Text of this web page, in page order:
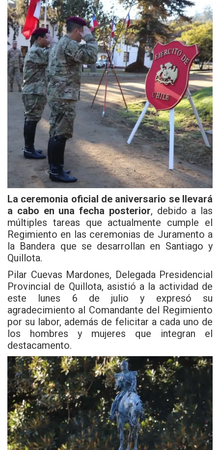
La ceremonia oficial de aniversario se llevará
a cabo en una fecha posterior, debido a las
múltiples tareas que actualmente cumple el
Regimiento en las ceremonias de Juramento a
la Bandera que se desarrollan en Santiago y
Quillota.
Pilar Cuevas Mardones, Delegada Presidencial
Provincial de Quillota, asistió a la actividad de
este lunes 6 de julio y expresó su
agradecimiento al Comandante del Regimiento
por su labor, además de felicitar a cada uno de
los hombres y mujeres que integran el
destacamento.